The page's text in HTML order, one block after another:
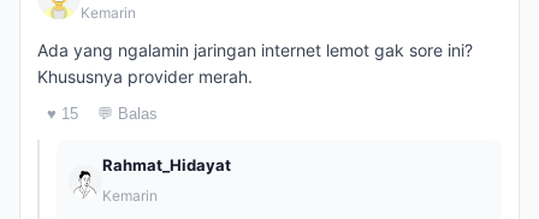
Kemarin
Ada yang ngalamin jaringan internet lemot gak sore ini?
Khususnya provider merah.
♥ 15 💬 Balas
Rahmat_Hidayat
Kemarin